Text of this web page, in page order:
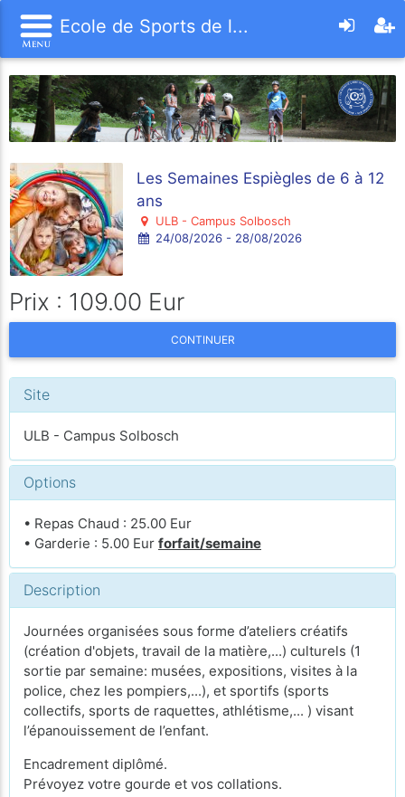
Ecole de Sports de l...
Les Semaines Espiègles de 6 à 12
ans
ULB - Campus Solbosch
24/08/2026 - 28/08/2026
Prix : 109.00 Eur
CONTINUER
Site
ULB - Campus Solbosch
Options
• Repas Chaud : 25.00 Eur
• Garderie : 5.00 Eur forfait/semaine
Description
Journées organisées sous forme d’ateliers créatifs
(création d'objets, travail de la matière,...) culturels (1
sortie par semaine: musées, expositions, visites à la
police, chez les pompiers,...), et sportifs (sports
collectifs, sports de raquettes, athlétisme,... ) visant
l’épanouissement de l’enfant.
Encadrement diplômé.
Prévoyez votre gourde et vos collations.